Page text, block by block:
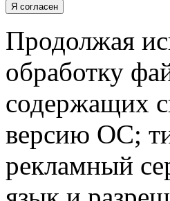
Я согласен
Продолжая
обработку
содержащих
версию ОС;
рекламный